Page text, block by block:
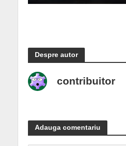
Despre autor
contribuitor
Adauga comentariu